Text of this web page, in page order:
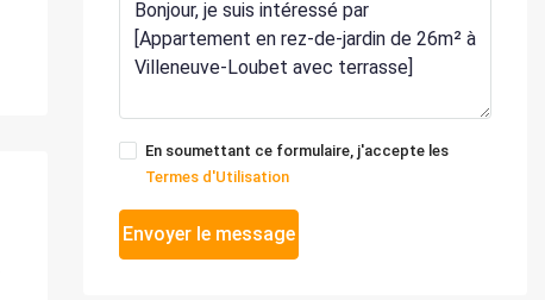
En soumettant ce formulaire, j'accepte les
Termes d'Utilisation
Envoyer le message